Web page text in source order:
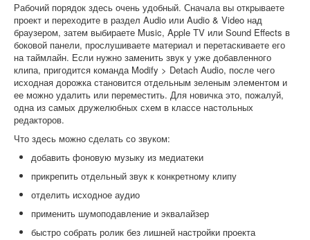
Рабочий порядок здесь очень удобный. Сначала вы открываете
проект и переходите в раздел Audio или Audio & Video над
браузером, затем выбираете Music, Apple TV или Sound Effects в
боковой панели, прослушиваете материал и перетаскиваете его
на таймлайн. Если нужно заменить звук у уже добавленного
клипа, пригодится команда Modify > Detach Audio, после чего
исходная дорожка становится отдельным зеленым элементом и
ее можно удалить или переместить. Для новичка это, пожалуй,
одна из самых дружелюбных схем в классе настольных
редакторов.
Что здесь можно сделать со звуком:
добавить фоновую музыку из медиатеки
прикрепить отдельный звук к конкретному клипу
отделить исходное аудио
применить шумоподавление и эквалайзер
быстро собрать ролик без лишней настройки проекта